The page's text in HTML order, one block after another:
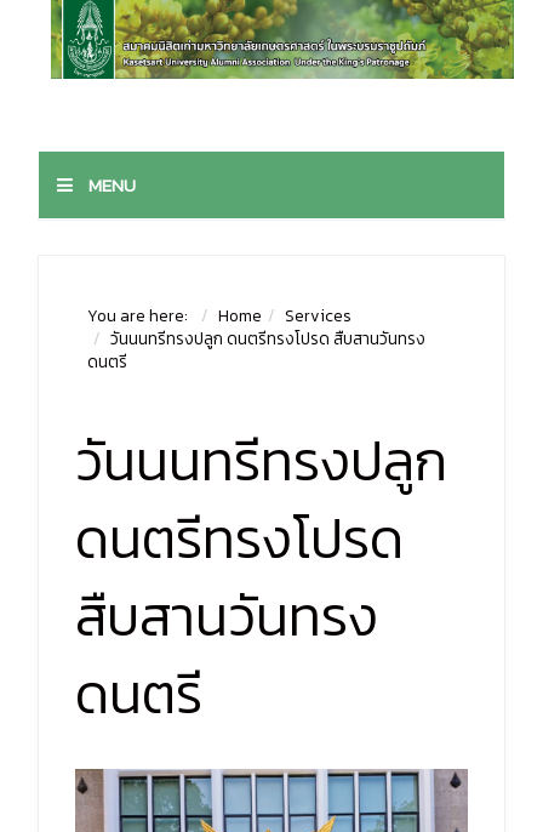
MENU
You are here: Home
Services
วันนนทรีทรงปลูก ดนตรีทรงโปรด สืบสานวันทรง
ดนตรี
วันนนทรีทรงปลูก
ดนตรีทรงโปรด
สืบสานวันทรง
ดนตรี